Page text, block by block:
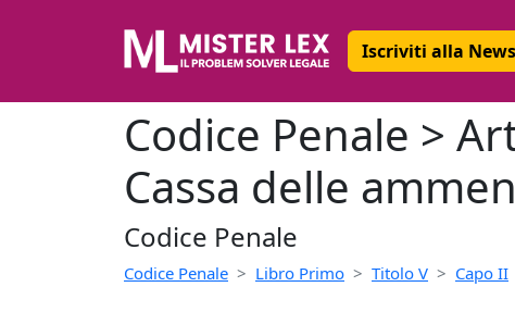
Iscriviti alla
Codice Penale >
Cassa delle
Codice Penale
Codice Penale Libro Primo Titolo V Capo II